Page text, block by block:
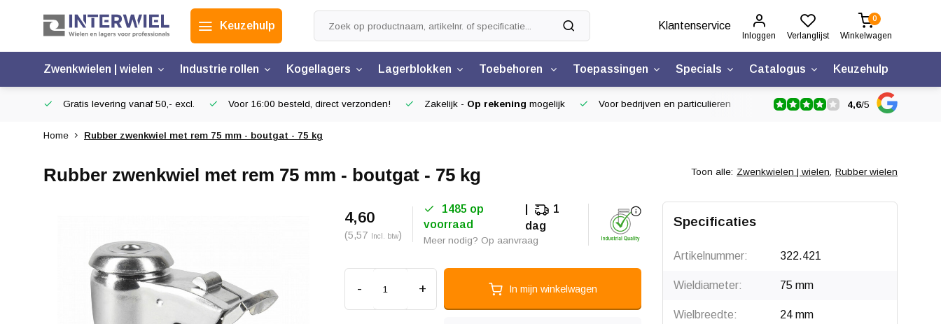
Keuzehulp Klantenservice
Inloggen Verlanglijst
0
Winkelwagen
Zwenkwielen | wielen Industrie rollen Kogellagers Lagerblokken Toebehoren Toepassingen Specials Catalogus Keuzehulp
Gratis levering vanaf 50,- excl. Voor 16:00 besteld, direct verzonden! Zakelijk - Op rekening mogelijk Voor bedrijven en particulieren 4,6/5
Home Rubber zwenkwiel met rem 75 mm - boutgat - 75 kg
Rubber zwenkwiel met rem 75 mm - boutgat - 75 kg Toon alle: Zwenkwielen | wielen, Rubber wielen
4,60
(5,57 Incl. btw)
1485 op
voorraad
1
dag
Meer nodig? Op aanvraag
- + In mijn winkelwagen
Specificaties
Artikelnummer: 322.421
Wieldiameter: 75 mm
Wielbreedte: 24 mm